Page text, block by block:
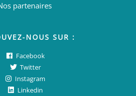
partenaires
NOUS SUR :
Facebook
Twitter
Instagram
Linkedin